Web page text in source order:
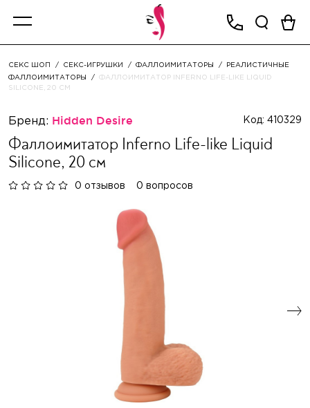
СЕКС ШОП СЕКС-ИГРУШКИ ФАЛЛОИМИТАТОРЫ
РЕАЛИСТИЧНЫЕ
ФАЛЛОИМИТАТОРЫ
ФАЛЛОИМИТАТОР INFERNO LIFE-LIKE LIQUID
SILICONE, 20 СМ
Бренд: Hidden Desire Код: 410329
Фаллоимитатор Inferno Life-like Liquid
Silicone, 20 см
0 отзывов 0 вопросов